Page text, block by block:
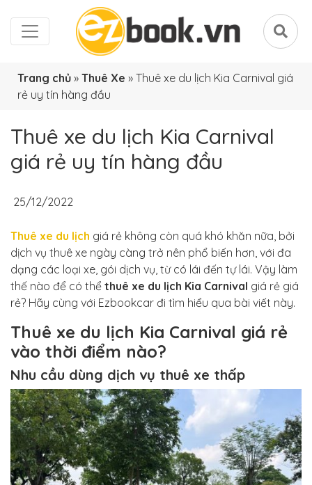
Trang chủ » Thuê Xe » Thuê xe du lịch Kia Carnival giá
rẻ uy tín hàng đầu
Thuê xe du lịch Kia Carnival
giá rẻ uy tín hàng đầu
25/12/2022
Thuê xe du lịch giá rẻ không còn quá khó khăn nữa, bởi
dịch vụ thuê xe ngày càng trở nên phổ biến hơn, với đa
dạng các loại xe, gói dịch vụ, từ có lái đến tự lái. Vậy làm
thế nào để có thể thuê xe du lịch Kia Carnival giá rẻ giá
rẻ? Hãy cùng với Ezbookcar đi tìm hiểu qua bài viết này.
Thuê xe du lịch Kia Carnival giá rẻ
vào thời điểm nào?
Nhu cầu dùng dịch vụ thuê xe thấp